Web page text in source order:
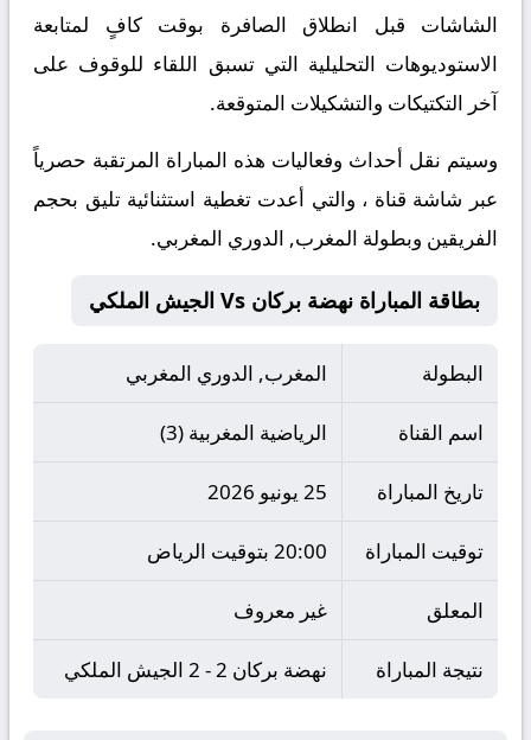
الشاشات قبل انطلاق الصافرة بوقت كافٍ لمتابعة
الاستوديوهات التحليلية التي تسبق اللقاء للوقوف على
آخر التكتيكات والتشكيلات المتوقعة.
​وسيتم نقل أحداث وفعاليات هذه المباراة المرتقبة حصرياً
عبر شاشة قناة ، والتي أعدت تغطية استثنائية تليق بحجم
الفريقين وبطولة المغرب, الدوري المغربي.
بطاقة المباراة نهضة بركان Vs الجيش الملكي
البطولة المغرب, الدوري المغربي
اسم القناة الرياضية المغربية (3)
تاريخ المباراة 25 يونيو 2026
توقيت المباراة 20:00 بتوقيت الرياض
المعلق غير معروف
نتيجة المباراة نهضة بركان 2 - 2 الجيش الملكي